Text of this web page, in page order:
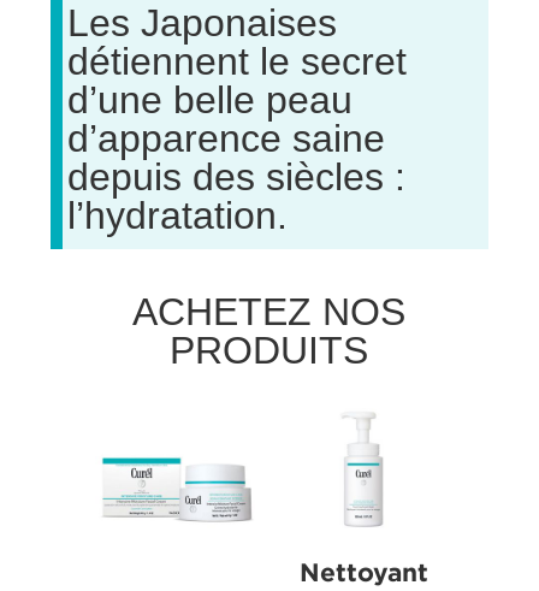
Les Japonaises
détiennent le secret
d’une belle peau
d’apparence saine
depuis des siècles :
l’hydratation.
ACHETEZ NOS
PRODUITS
Nettoyant